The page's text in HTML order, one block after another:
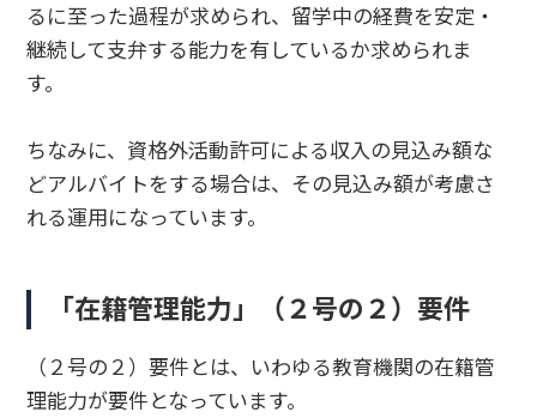
るに至った過程が求められ、留学中の経費を安定・
継続して支弁する能力を有しているか求められま
す。
ちなみに、資格外活動許可による収入の見込み額な
どアルバイトをする場合は、その見込み額が考慮さ
れる運用になっています。
「在籍管理能力」（２号の２）要件
（２号の２）要件とは、いわゆる教育機関の在籍管
理能力が要件となっています。